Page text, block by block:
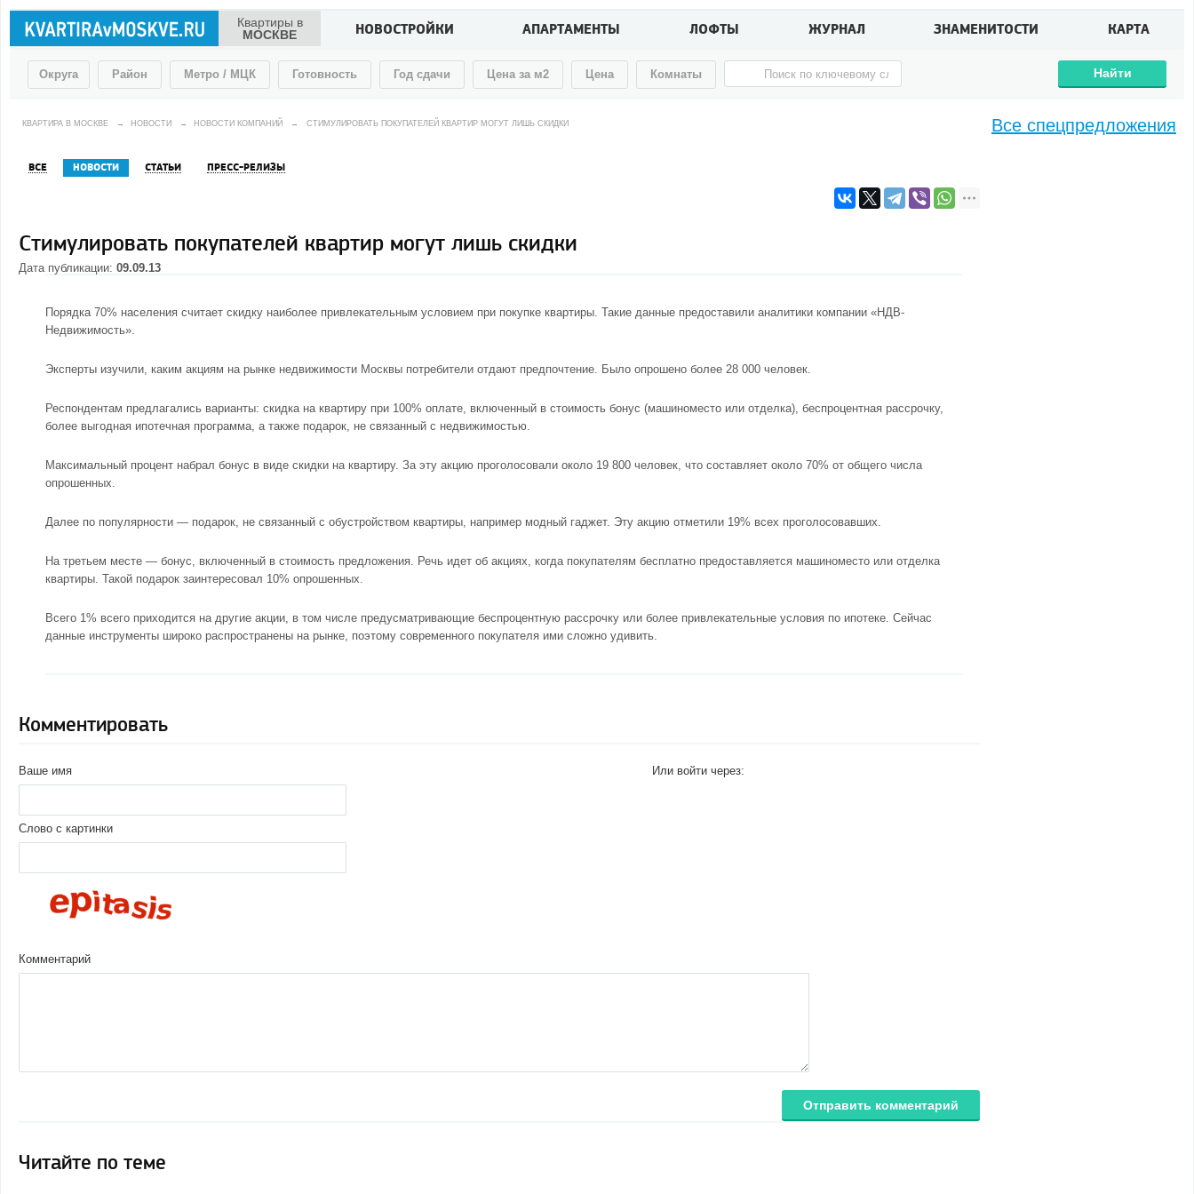
Квартиры в
МОСКВЕ
НОВОСТРОЙКИ АПАРТАМЕНТЫ ЛОФТЫ ЖУРНАЛ ЗНАМЕНИТОСТИ КАРТА
Округа Район Метро / МЦК Готовность Год сдачи Цена за м2 Цена Комнаты Найти
КВАРТИРА В МОСКВЕ → НОВОСТИ → НОВОСТИ КОМПАНИЙ → СТИМУЛИРОВАТЬ ПОКУПАТЕЛЕЙ КВАРТИР МОГУТ ЛИШЬ СКИДКИ
ВСЕ НОВОСТИ СТАТЬИ ПРЕСС-РЕЛИЗЫ
Стимулировать покупателей квартир могут лишь скидки
Дата публикации: 09.09.13
Порядка 70% населения считает скидку наиболее привлекательным условием при покупке квартиры. Такие данные предоставили аналитики компании «НДВ-
Недвижимость».
Эксперты изучили, каким акциям на рынке недвижимости Москвы потребители отдают предпочтение. Было опрошено более 28 000 человек.
Респондентам предлагались варианты: скидка на квартиру при 100% оплате, включенный в стоимость бонус (машиноместо или отделка), беспроцентная рассрочку,
более выгодная ипотечная программа, а также подарок, не связанный с недвижимостью.
Максимальный процент набрал бонус в виде скидки на квартиру. За эту акцию проголосовали около 19 800 человек, что составляет около 70% от общего числа
опрошенных.
Далее по популярности — подарок, не связанный с обустройством квартиры, например модный гаджет. Эту акцию отметили 19% всех проголосовавших.
На третьем месте — бонус, включенный в стоимость предложения. Речь идет об акциях, когда покупателям бесплатно предоставляется машиноместо или отделка
квартиры. Такой подарок заинтересовал 10% опрошенных.
Всего 1% всего приходится на другие акции, в том числе предусматривающие беспроцентную рассрочку или более привлекательные условия по ипотеке. Сейчас
данные инструменты широко распространены на рынке, поэтому современного покупателя ими сложно удивить.
Комментировать
Ваше имя
Слово с картинки
Или войти через:
Комментарий
Отправить комментарий
Читайте по теме
Все спецпредложения